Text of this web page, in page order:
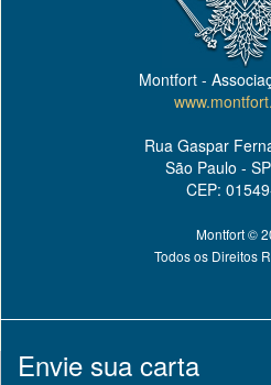
Montfort -
Rua Gaspar
São Paulo -
CEP:
Montfort ©
Todos os Direitos
Envie sua carta